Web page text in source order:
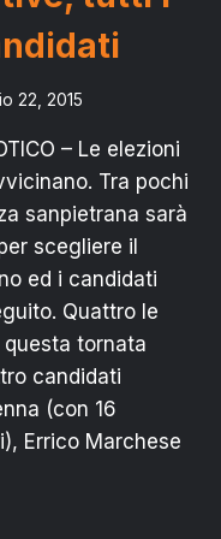
22, 2015
– Le elezioni
Tra pochi
sanpietrana sarà
scegliere il
ed i candidati
Quattro le
tornata
candidati
(con 16
Errico Marchese